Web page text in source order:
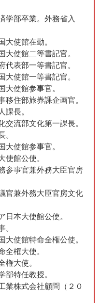
学部卒業。外務省入
使館在勤。
使館二等書記官。
表部一等書記官。
使館一等書記官。
使館参事官。
旅券課企画官。
長。
流部文化第一課長。
使館参事官。
館公使。
参事官兼外務大臣官房
官兼外務大臣官房文化
本大使館公使。
使館特命全権公使。
権大使。
大使。
特任教授。
株式会社顧問（２０